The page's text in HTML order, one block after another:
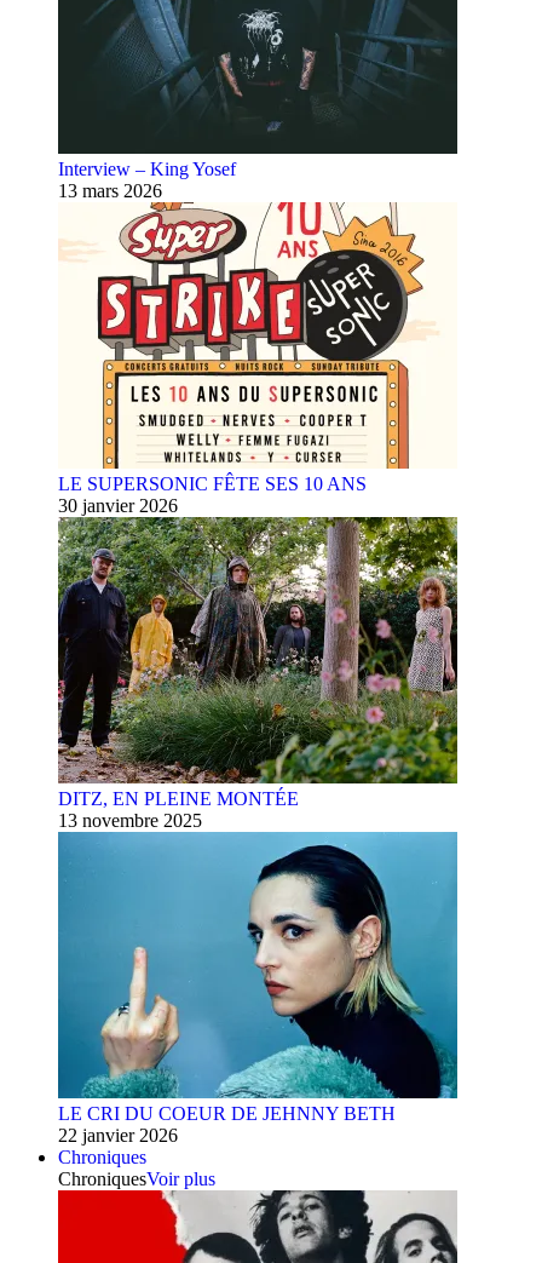
Interview – King Yosef
13 mars 2026
LE SUPERSONIC FÊTE SES 10 ANS
30 janvier 2026
DITZ, EN PLEINE MONTÉE
13 novembre 2025
LE CRI DU COEUR DE JEHNNY BETH
22 janvier 2026
Chroniques
ChroniquesVoir plus